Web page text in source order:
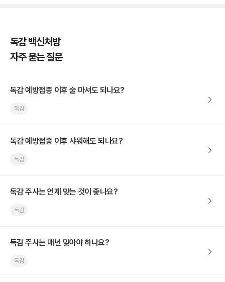
독감 백신처방
자주 묻는 질문
독감 예방접종 이후 술 마셔도 되나요?
독감
독감 예방접종 이후 샤워해도 되나요?
독감
독감 주사는 언제 맞는 것이 좋나요?
독감
독감 주사는 매년 맞아야 하나요?
독감